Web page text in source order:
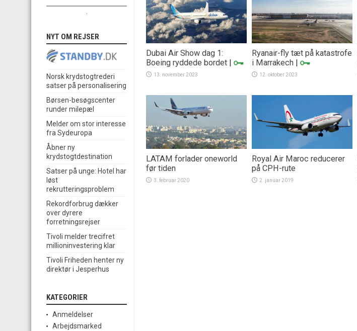
Dubai Air Show dag 1:
Boeing ryddede bordet |
13. november 2023
Ryanair-fly tæt på katastrofe
i Marrakech |
12. oktober 2023
LATAM forlader oneworld
før tiden
3. februar 2020
Royal Air Maroc reducerer
på CPH-rute
2. januar 2019
NYT OM REJSER
Norsk krydstogtrederi
satser på personalisering
Børsen-besøgscenter
runder milepæl
Melder om stor interesse
fra Sydeuropa
Åbner ny
krydstogtdestination
Satser på unge: Hotel har
løst
rekrutteringsproblem
Rekordforbrug dækker
over dyrere
forretningsrejser
Tivoli melder trecifret
millioninvestering klar
Tivoli Friheden henter ny
direktør i Jesperhus
KATEGORIER
Anmeldelser
Arbejdsmarked